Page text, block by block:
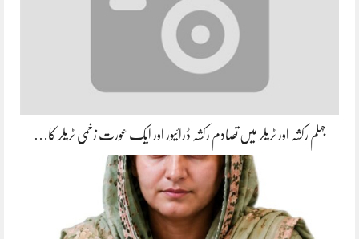
جہلم رکشہ اور ٹریلر میں تصادم رکشہ ڈرائیور اور ایک عورت زخمی ٹریلر کا…